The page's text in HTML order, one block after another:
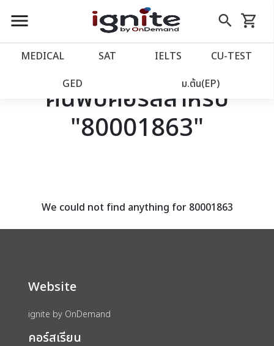
close
account_balance หน้าแรก
เว็บไซต์อิกไนท์
โปรโมชั่น
assignment ลงทะเบียน
menu search
Skip
to
shopping_cart
รถเข็น
MEDICAL SAT IELTS CU‑TEST
GED ม.ต้น(EP)
ค้นพบคอร์สสำหรับ
"80001863"
We could not find anything for 80001863
Website
ignite by OnDemand
คอร์สเรียน